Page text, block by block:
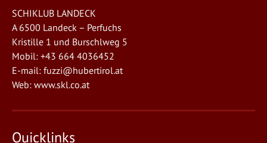
SCHIKLUB LANDECK
A 6500 Landeck – Perfuchs
Kristille 1 und Burschlweg 5
Mobil: +43 664 4036452
E-mail: fuzzi@hubertirol.at
Web: www.skl.co.at
Quicklinks